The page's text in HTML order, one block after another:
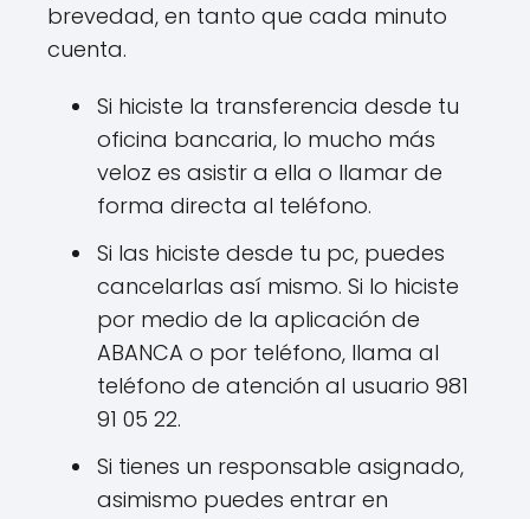
brevedad, en tanto que cada minuto
cuenta.
Si hiciste la transferencia desde tu
oficina bancaria, lo mucho más
veloz es asistir a ella o llamar de
forma directa al teléfono.
Si las hiciste desde tu pc, puedes
cancelarlas así mismo. Si lo hiciste
por medio de la aplicación de
ABANCA o por teléfono, llama al
teléfono de atención al usuario 981
91 05 22.
Si tienes un responsable asignado,
asimismo puedes entrar en